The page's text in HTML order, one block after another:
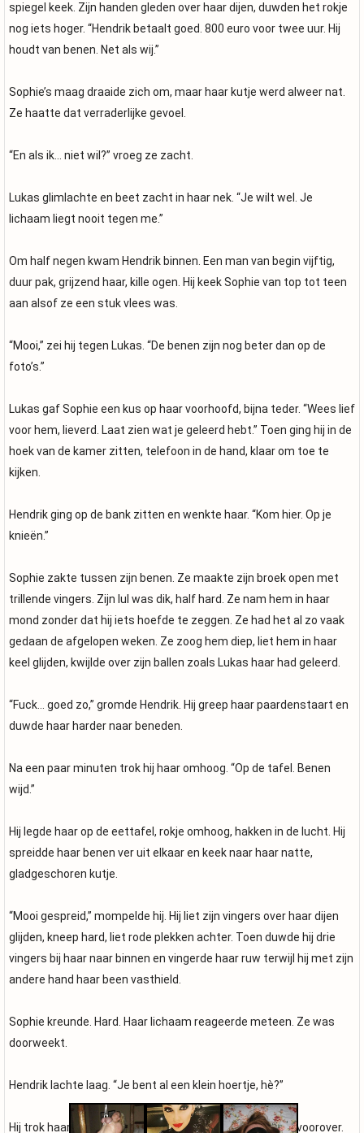
spiegel keek. Zijn handen gleden over haar dijen, duwden het rokje
nog iets hoger. “Hendrik betaalt goed. 800 euro voor twee uur. Hij
houdt van benen. Net als wij.”
Sophie’s maag draaide zich om, maar haar kutje werd alweer nat.
Ze haatte dat verraderlijke gevoel.
“En als ik… niet wil?” vroeg ze zacht.
Lukas glimlachte en beet zacht in haar nek. “Je wilt wel. Je
lichaam liegt nooit tegen me.”
Om half negen kwam Hendrik binnen. Een man van begin vijftig,
duur pak, grijzend haar, kille ogen. Hij keek Sophie van top tot teen
aan alsof ze een stuk vlees was.
“Mooi,” zei hij tegen Lukas. “De benen zijn nog beter dan op de
foto’s.”
Lukas gaf Sophie een kus op haar voorhoofd, bijna teder. “Wees lief
voor hem, lieverd. Laat zien wat je geleerd hebt.” Toen ging hij in de
hoek van de kamer zitten, telefoon in de hand, klaar om toe te
kijken.
Hendrik ging op de bank zitten en wenkte haar. “Kom hier. Op je
knieën.”
Sophie zakte tussen zijn benen. Ze maakte zijn broek open met
trillende vingers. Zijn lul was dik, half hard. Ze nam hem in haar
mond zonder dat hij iets hoefde te zeggen. Ze had het al zo vaak
gedaan de afgelopen weken. Ze zoog hem diep, liet hem in haar
keel glijden, kwijlde over zijn ballen zoals Lukas haar had geleerd.
“Fuck… goed zo,” gromde Hendrik. Hij greep haar paardenstaart en
duwde haar harder naar beneden.
Na een paar minuten trok hij haar omhoog. “Op de tafel. Benen
wijd.”
Hij legde haar op de eettafel, rokje omhoog, hakken in de lucht. Hij
spreidde haar benen ver uit elkaar en keek naar haar natte,
gladgeschoren kutje.
“Mooi gespreid,” mompelde hij. Hij liet zijn vingers over haar dijen
glijden, kneep hard, liet rode plekken achter. Toen duwde hij drie
vingers bij haar naar binnen en vingerde haar ruw terwijl hij met zijn
andere hand haar been vasthield.
Sophie kreunde. Hard. Haar lichaam reageerde meteen. Ze was
doorweekt.
Hendrik lachte laag. “Je bent al een klein hoertje, hè?”
Hij trok haar van de tafel, draaide haar om en boog haar voorover.